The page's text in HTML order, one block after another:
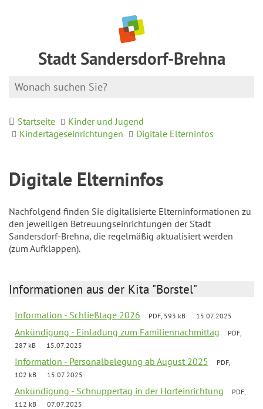
Stadt Sandersdorf-Brehna
Startseite
Kinder und Jugend
Kindertageseinrichtungen
Digitale Elterninfos
Digitale Elterninfos
Nachfolgend finden Sie digitalisierte Elterninformationen zu
den jeweiligen Betreuungseinrichtungen der Stadt
Sandersdorf-Brehna, die regelmäßig aktualisiert werden
(zum Aufklappen).
Informationen aus der Kita "Borstel"
Information - Schließtage 2026 PDF, 593 kB 15.07.2025
Ankündigung - Einladung zum Familiennachmittag
PDF,
287 kB
15.07.2025
Information - Personalbelegung ab August 2025
PDF,
102 kB
15.07.2025
Ankündigung - Schnuppertag in der Horteinrichtung
PDF,
112 kB
07.07.2025